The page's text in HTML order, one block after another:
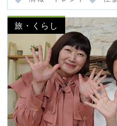
旅・くらし